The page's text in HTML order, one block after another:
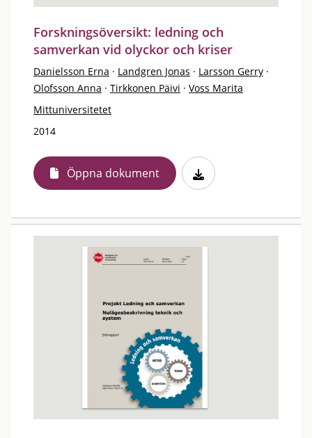
Forskningsöversikt: ledning och
samverkan vid olyckor och kriser
Danielsson Erna · Landgren Jonas · Larsson Gerry ·
Olofsson Anna · Tirkkonen Päivi · Voss Marita
Mittuniversitetet
2014
Öppna dokument